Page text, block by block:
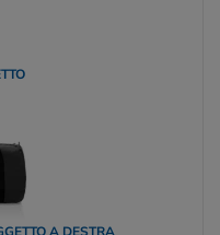
A DESTRA